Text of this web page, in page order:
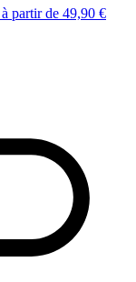
à partir de 49,90 €